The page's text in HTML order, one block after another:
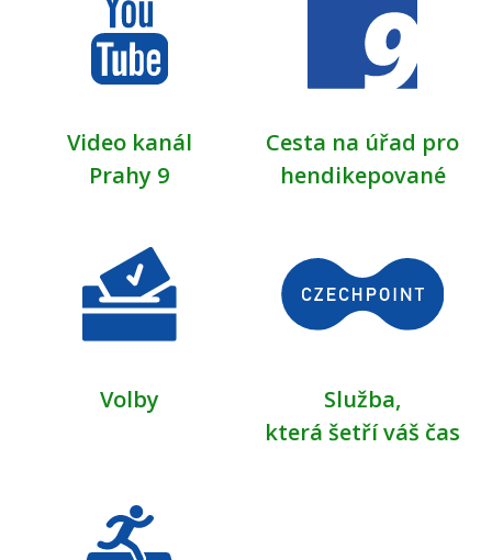
Video kanál
Prahy 9
Cesta na úřad pro
hendikepované
Volby
Služba,
která šetří váš čas